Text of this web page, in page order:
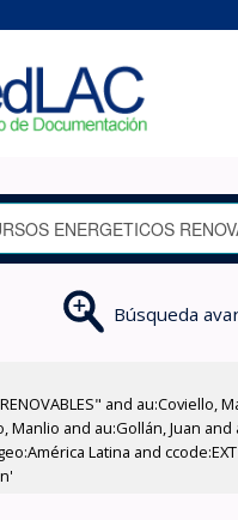
Búsqueda
and
Manlio and au:Gollán, Juan
Latina and